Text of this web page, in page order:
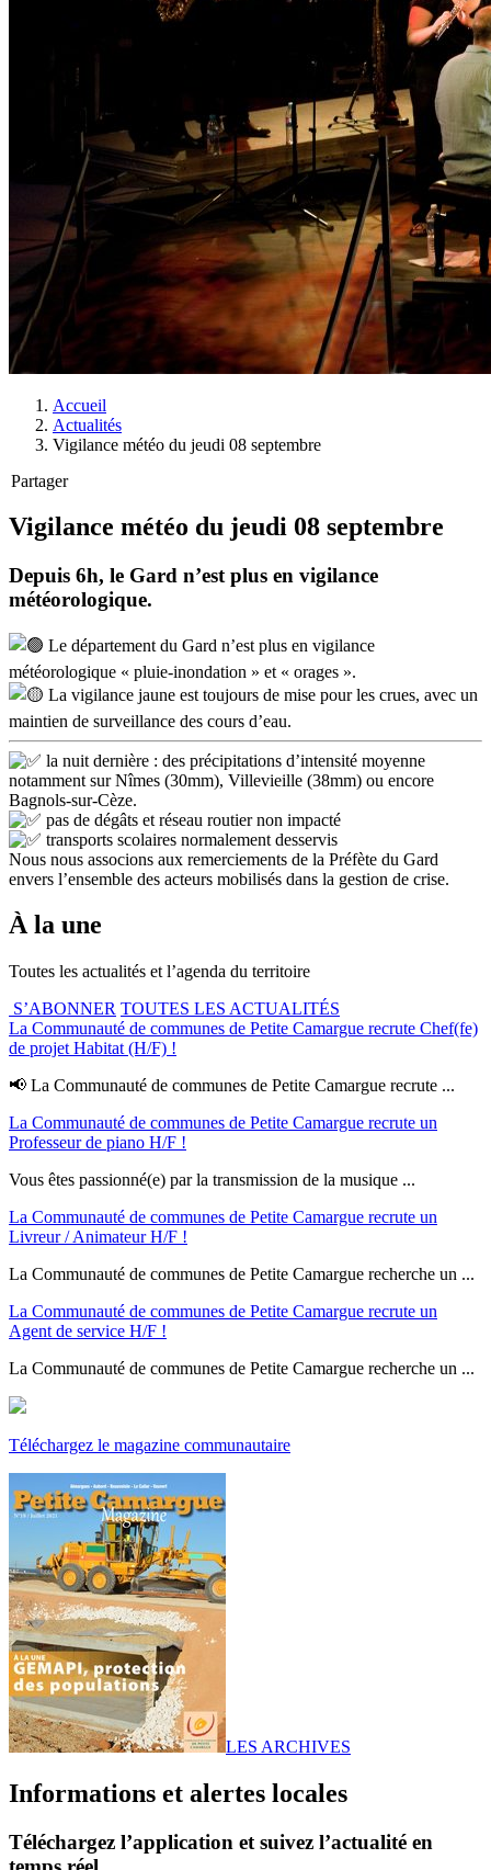
Accueil
Actualités
Vigilance météo du jeudi 08 septembre
Partager
Vigilance météo du jeudi 08 septembre
Depuis 6h, le Gard n’est plus en vigilance
météorologique.
Le département du Gard n’est plus en vigilance
météorologique « pluie-inondation » et « orages ».
La vigilance jaune est toujours de mise pour les crues, avec un
maintien de surveillance des cours d’eau.
la nuit dernière : des précipitations d’intensité moyenne
notamment sur Nîmes (30mm), Villevieille (38mm) ou encore
Bagnols-sur-Cèze.
pas de dégâts et réseau routier non impacté
transports scolaires normalement desservis
Nous nous associons aux remerciements de la Préfète du Gard
envers l’ensemble des acteurs mobilisés dans la gestion de crise.
À la une
Toutes les actualités et l’agenda du territoire
S’ABONNER TOUTES LES ACTUALITÉS
La Communauté de communes de Petite Camargue recrute Chef(fe)
de projet Habitat (H/F) !
📢 La Communauté de communes de Petite Camargue recrute ...
La Communauté de communes de Petite Camargue recrute un
Professeur de piano H/F !
Vous êtes passionné(e) par la transmission de la musique ...
La Communauté de communes de Petite Camargue recrute un
Livreur / Animateur H/F !
La Communauté de communes de Petite Camargue recherche un ...
La Communauté de communes de Petite Camargue recrute un
Agent de service H/F !
La Communauté de communes de Petite Camargue recherche un ...
Téléchargez le magazine communautaire
LES ARCHIVES
Informations et alertes locales
Téléchargez l’application et suivez l’actualité en